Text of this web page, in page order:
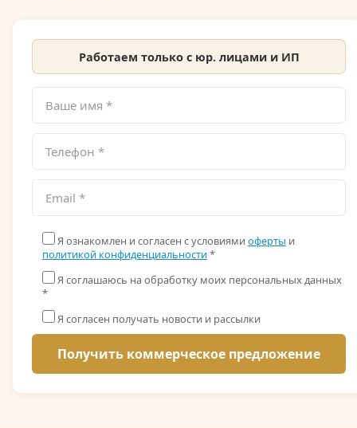
Работаем только с юр. лицами и ИП
Я ознакомлен и согласен с условиями оферты и
политикой конфиденциальности*
Я соглашаюсь на обработку моих персональных данных
*
Я согласен получать новости и рассылки